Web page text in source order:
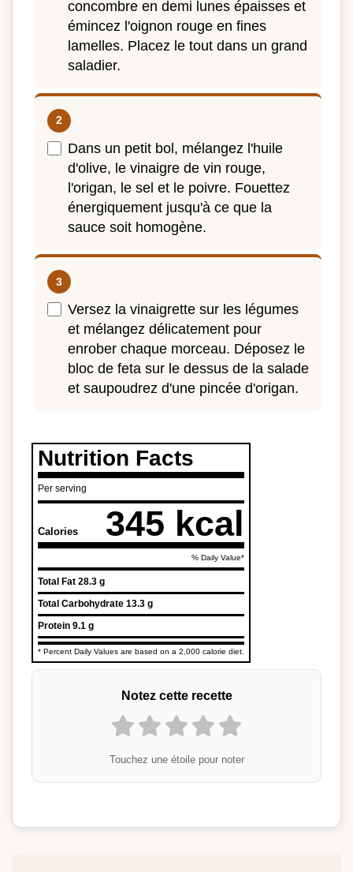
concombre en demi lunes épaisses et
émincez l'oignon rouge en fines
lamelles. Placez le tout dans un grand
saladier.
Dans un petit bol, mélangez l'huile
d'olive, le vinaigre de vin rouge,
l'origan, le sel et le poivre. Fouettez
énergiquement jusqu'à ce que la
sauce soit homogène.
Versez la vinaigrette sur les légumes
et mélangez délicatement pour
enrober chaque morceau. Déposez le
bloc de feta sur le dessus de la salade
et saupoudrez d'une pincée d'origan.
Nutrition Facts
Per serving
Calories 345 kcal
% Daily Value*
Total Fat 28.3 g
Total Carbohydrate 13.3 g
Protein 9.1 g
* Percent Daily Values are based on a 2,000 calorie diet.
Notez cette recette
Touchez une étoile pour noter